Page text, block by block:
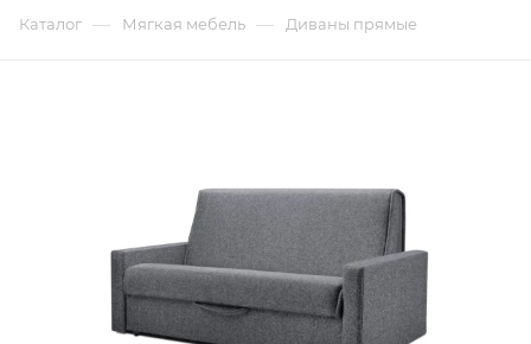
Каталог — Мягкая мебель — Диваны прямые